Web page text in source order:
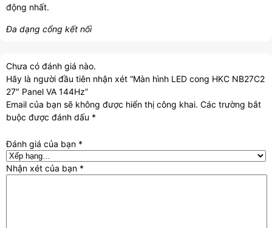
động nhất.
Đa dạng cổng kết nối
Chưa có đánh giá nào.
Hãy là người đầu tiên nhận xét “Màn hình LED cong HKC NB27C2
27″ Panel VA 144Hz”
Email của bạn sẽ không được hiển thị công khai. Các trường bắt
buộc được đánh dấu *
Đánh giá của bạn *
Nhận xét của bạn *